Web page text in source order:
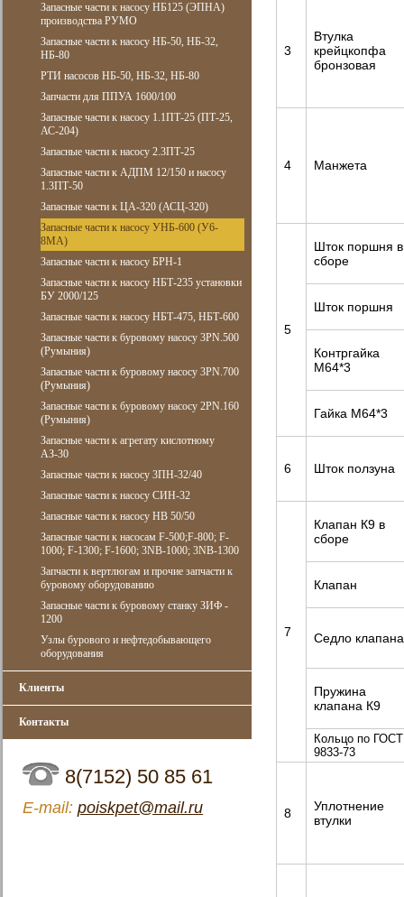
Запасные части к насосу НБ125 (ЭПНА)
производства РУМО
Запасные части к насосу НБ-50, НБ-32,
НБ-80
РТИ насосов НБ-50, НБ-32, НБ-80
Запчасти для ППУА 1600/100
Запасные части к насосу 1.1ПТ-25 (ПТ-25,
АС-204)
Запасные части к насосу 2.3ПТ-25
Запасные части к АДПМ 12/150 и насосу
1.3ПТ-50
Запасные части к ЦА-320 (АСЦ-320)
Запасные части к насосу УНБ-600 (У6-
8МА)
Запасные части к насосу БРН-1
Запасные части к насосу НБТ-235 установки
БУ 2000/125
Запасные части к насосу НБТ-475, НБТ-600
Запасные части к буровому насосу 3PN.500
(Румыния)
Запасные части к буровому насосу 3PN.700
(Румыния)
Запасные части к буровому насосу 2PN.160
(Румыния)
Запасные части к агрегату кислотному
АЗ-30
Запасные части к насосу 3ПН-32/40
Запасные части к насосу СИН-32
Запасные части к насосу НВ 50/50
Запасные части к насосам F-500;F-800; F-
1000; F-1300; F-1600; 3NB-1000; 3NB-1300
Запчасти к вертлюгам и прочие запчасти к
буровому оборудованию
Запасные части к буровому станку ЗИФ -
1200
Узлы бурового и нефтедобывающего
оборудования
Клиенты
Контакты
8(7152) 50 85 61
Е-mail: poiskpet@mail.ru
3
Втулка
крейцкопфа
бронзовая
4 Манжета
5
Шток поршня в
сборе
Шток поршня
Контргайка
М64*3
Гайка М64*3
6 Шток ползуна
7
Клапан К9 в
сборе
Клапан
Седло клапана
Пружина
клапана К9
Кольцо по ГОСТ
9833-73
8
Уплотнение
втулки